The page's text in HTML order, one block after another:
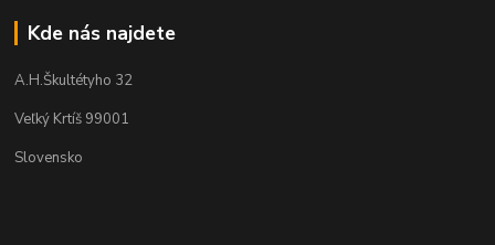
Kde nás najdete
A.H.Škultétyho 32
Veľký Krtíš 99001
Slovensko